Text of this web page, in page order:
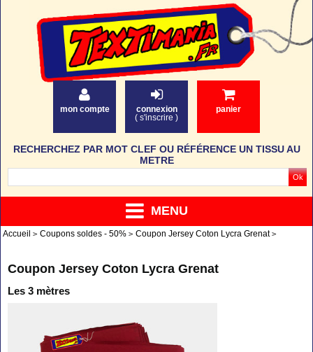
mon compte
connexion
( s'inscrire )
panier
MENU
RECHERCHEZ PAR MOT CLEF OU RÉFÉRENCE UN TISSU AU
METRE
Accueil Coupons soldes - 50% Coupon Jersey Coton Lycra Grenat
Coupon Jersey Coton Lycra Grenat
Les 3 mètres